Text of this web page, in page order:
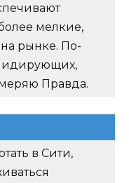
мелкие,
рынке. По-
Правда.
в Сити,